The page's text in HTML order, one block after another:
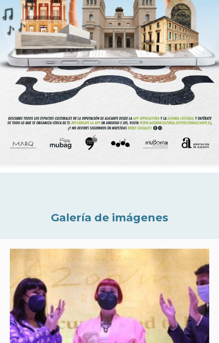
Galería de imágenes